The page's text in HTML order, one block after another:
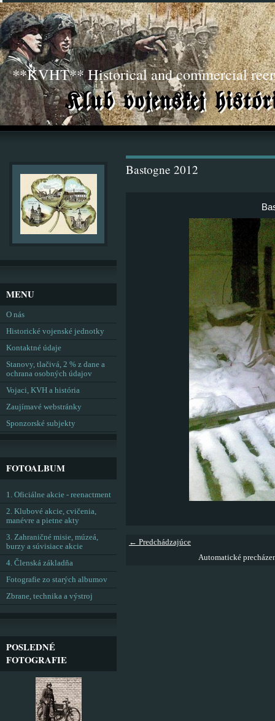
**KVHT** Historical and commercial
Bastogne 2012
← Predchádzajúce
Automatické
MENU
O nás
Historické vojenské jednotky
Kontaktné údaje
Stanovy, tlačivá, 2 % z dane a
ochrana osobných údajov
Vojaci, KVH a história
Zaujímavé webstránky
Sponzorské subjekty
FOTOALBUM
1. Oficiálne akcie - reenactment
2. Klubové akcie, cvičenia,
manévre a pietne akty
3. Zahraničné misie, múzeá,
burzy a súvisiace akcie
4. Členská základňa
Fotografie zo starých albumov
Zbrane, technika a výstroj
POSLEDNÉ
FOTOGRAFIE